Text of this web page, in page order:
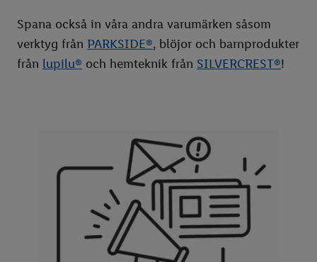
Cien
zoofari
Våra topptestade produkter
Skillnad på mandarin, clementin & satsumas?
Spana också in våra andra varumärken såsom
verktyg från PARKSIDE®, blöjor och barnprodukter
från lupilu® och hemteknik från SILVERCREST®!